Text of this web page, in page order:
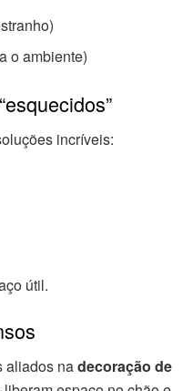
o ambiente)
incríveis:
útil.
aliados nadecoração de